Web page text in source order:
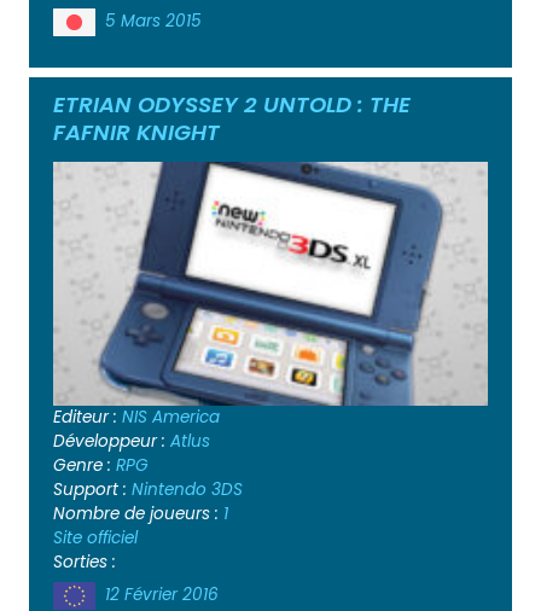
5 Mars 2015
ETRIAN ODYSSEY 2 UNTOLD : THE
FAFNIR KNIGHT
Editeur : NIS America
Développeur : Atlus
Genre : RPG
Support : Nintendo 3DS
Nombre de joueurs : 1
Site officiel
Sorties :
12 Février 2016